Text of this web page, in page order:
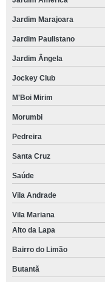
Jardim Marajoara
Jardim Paulistano
Jardim Ângela
Jockey Club
M'Boi Mirim
Morumbi
Pedreira
Santa Cruz
Saúde
Vila Andrade
Vila Mariana
Alto da Lapa
Bairro do Limão
Butantã